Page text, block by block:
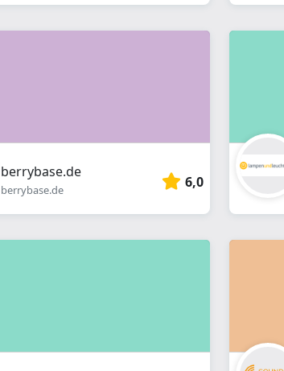
berrybase.de
berrybase.de 6,0